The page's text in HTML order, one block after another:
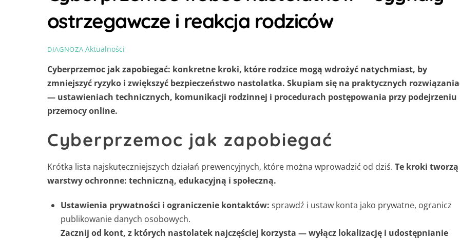
ostrzegawcze i reakcja rodziców
DIAGNOZA Aktualności
Cyberprzemoc jak zapobiegać: konkretne kroki, które rodzice mogą wdrożyć natychmiast, by
zmniejszyć ryzyko i zwiększyć bezpieczeństwo nastolatka. Skupiam się na praktycznych
— ustawieniach technicznych, komunikacji rodzinnej i procedurach postępowania przy podejrzeniu
przemocy online.
Cyberprzemoc jak zapobiegać
Krótka lista najskuteczniejszych działań prewencyjnych, które można wprowadzić od dziś. Te kroki tworzą
warstwy ochronne: techniczną, edukacyjną i społeczną.
Ustawienia prywatności i ograniczenie kontaktów: sprawdź i ustaw konta jako prywatne, ogranicz
publikowanie danych osobowych.
Zacznij od kont, z których nastolatek najczęściej korzysta — wyłącz lokalizację i udostępnianie